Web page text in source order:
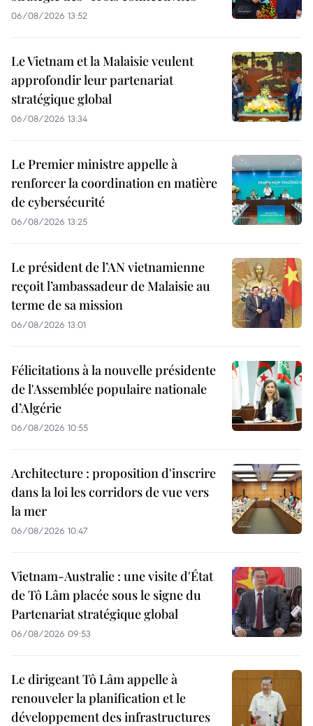
06/08/2026 13:52
Le Vietnam et la Malaisie veulent
approfondir leur partenariat
stratégique global
06/08/2026 13:34
Le Premier ministre appelle à
renforcer la coordination en matière
de cybersécurité
06/08/2026 13:25
Le président de l’AN vietnamienne
reçoit l’ambassadeur de Malaisie au
terme de sa mission
06/08/2026 13:01
Félicitations à la nouvelle présidente
de l'Assemblée populaire nationale
d’Algérie
06/08/2026 10:55
Architecture : proposition d'inscrire
dans la loi les corridors de vue vers
la mer
06/08/2026 10:47
Vietnam-Australie : une visite d'État
de Tô Lâm placée sous le signe du
Partenariat stratégique global
06/08/2026 09:53
Le dirigeant Tô Lâm appelle à
renouveler la planification et le
développement des infrastructures